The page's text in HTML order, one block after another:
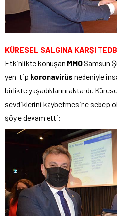
KÜRESEL SALGINA KARŞI
Etkinlikte konuşan MMOSamsun
yeni tip koronavirüs nedeniyle
birlikte yaşadıklarını aktardı.
sevdiklerini kaybetmesine sebep
şöyle devam etti: